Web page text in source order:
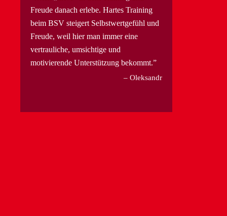
Freude danach erlebe. Hartes Training
beim BSV steigert Selbstwertgefühl und
Freude, weil hier man immer eine
vertrauliche, umsichtige und
motivierende Unterstützung bekommt.
Oleksandr